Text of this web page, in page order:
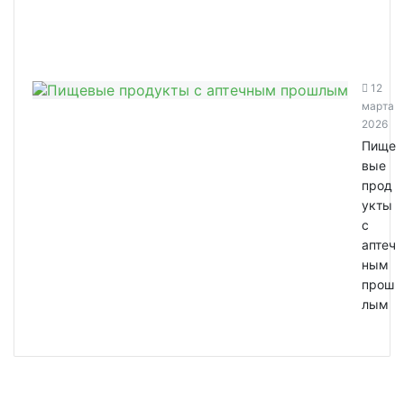
12
марта
2026
Пище
вые
прод
укты
с
аптеч
ным
прош
лым